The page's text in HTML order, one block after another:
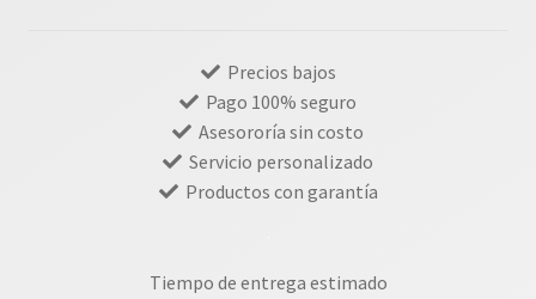
Precios bajos
Pago 100% seguro
Asesororía sin costo
Servicio personalizado
Productos con garantía
Tiempo de entrega estimado